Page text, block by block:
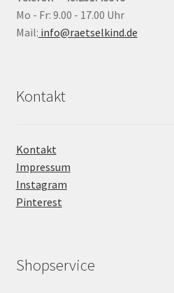
Mo - Fr: 9.00 - 17.00 Uhr
Mail: info@raetselkind.de
Kontakt
Kontakt
Impressum
Instagram
Pinterest
Shopservice